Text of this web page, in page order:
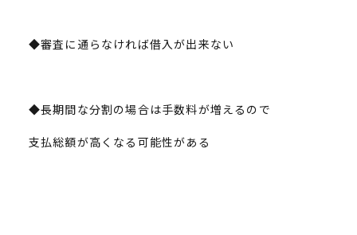
◆審査に通らなければ借入が出来ない
◆長期間な分割の場合は手数料が増えるので
支払総額が高くなる可能性がある